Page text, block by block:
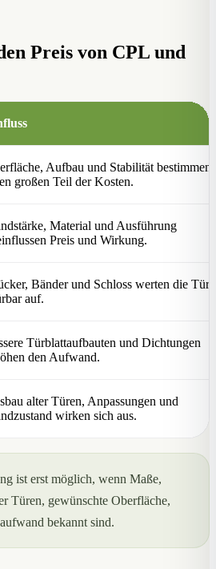
Preis von CPL und
Aufbau und Stabilität bestimmen
großen Teil der Kosten.
Material und Ausführung
Preis und Wirkung.
Bänder und Schloss werten die Tür
auf.
Türblattaufbauten und Dichtungen
den Aufwand.
alter Türen, Anpassungen und
wirken sich aus.
ist erst möglich, wenn Maße,
Türen, gewünschte Oberfläche,
bekannt sind.